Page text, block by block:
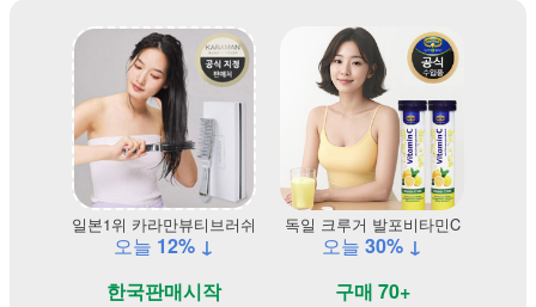
일본1위 카라만뷰티브러쉬
오늘 12% ↓
한국판매시작
독일 크루거 발포비타민C
오늘 30% ↓
구매 70+